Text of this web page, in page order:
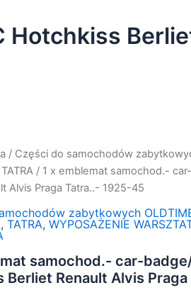
Hotchkiss
/ Części do samochodów
TATRA / 1 x emblemat samochod.-
Alvis Praga Tatra..- 1925-45
zabytkowych
,TATRA,WYPOSAŻENIE
samochod.- car-
Berliet Renault Alvis